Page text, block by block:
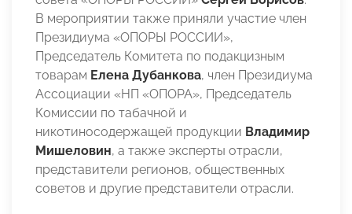
В мероприятии также приняли участие член
Президиума «ОПОРЫ РОССИИ»,
Председатель Комитета по подакцизным
товарам Елена Дубанкова, член Президиума
Ассоциации «НП «ОПОРА», Председатель
Комиссии по табачной и
никотиносодержащей продукции Владимир
Мишеловин, а также эксперты отрасли,
представители регионов, общественных
советов и другие представители отрасли.